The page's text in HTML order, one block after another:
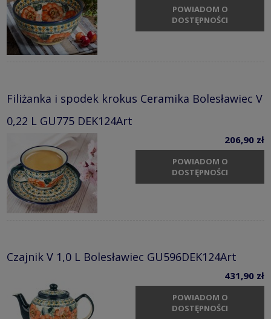
POWIADOM O
DOSTĘPNOŚCI
Filiżanka i spodek krokus Ceramika Bolesławiec V
0,22 L GU775 DEK124Art
206,90 zł
POWIADOM O
DOSTĘPNOŚCI
Czajnik V 1,0 L Bolesławiec GU596DEK124Art
431,90 zł
POWIADOM O
DOSTĘPNOŚCI